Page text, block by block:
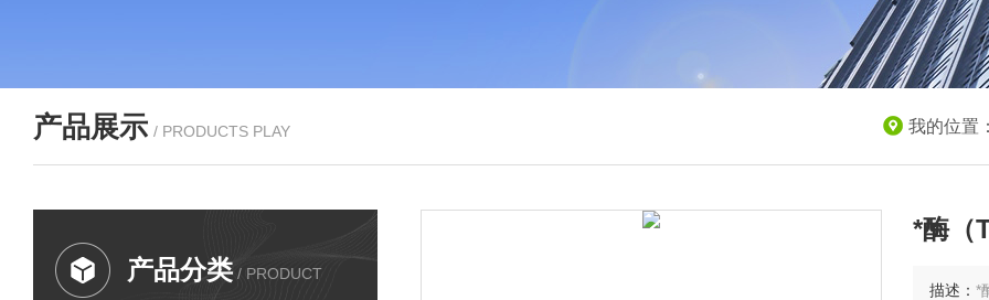
产品展示 / PRODUCTS PLAY 我的位置
产品分类 / PRODUCT
*酶（
描述：*